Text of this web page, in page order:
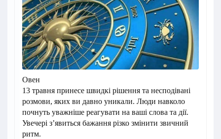
Овен
13 травня принесе швидкі рішення та несподівані
розмови, яких ви давно уникали. Люди навколо
почнуть уважніше реагувати на ваші слова та дії.
Увечері з’явиться бажання різко змінити звичний
ритм.